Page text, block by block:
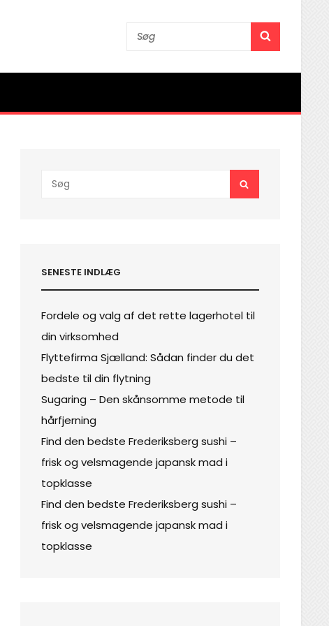
Search
for:
SENESTE INDLÆG
Fordele og valg af det rette lagerhotel til
din virksomhed
Flyttefirma Sjælland: Sådan finder du det
bedste til din flytning
Sugaring – Den skånsomme metode til
hårfjerning
Find den bedste Frederiksberg sushi –
frisk og velsmagende japansk mad i
topklasse
Find den bedste Frederiksberg sushi –
frisk og velsmagende japansk mad i
topklasse